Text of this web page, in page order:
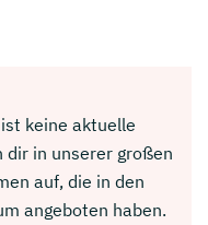
keine aktuelle
dir in unserer großen
auf, die in den
angeboten haben.